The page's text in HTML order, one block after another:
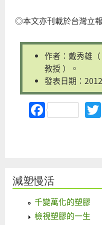
◎本文亦刊載於台灣立
作者：戴秀雄
教授 ）。
發表日期：
減塑慢活
千變萬化的塑膠
檢視塑膠的一生